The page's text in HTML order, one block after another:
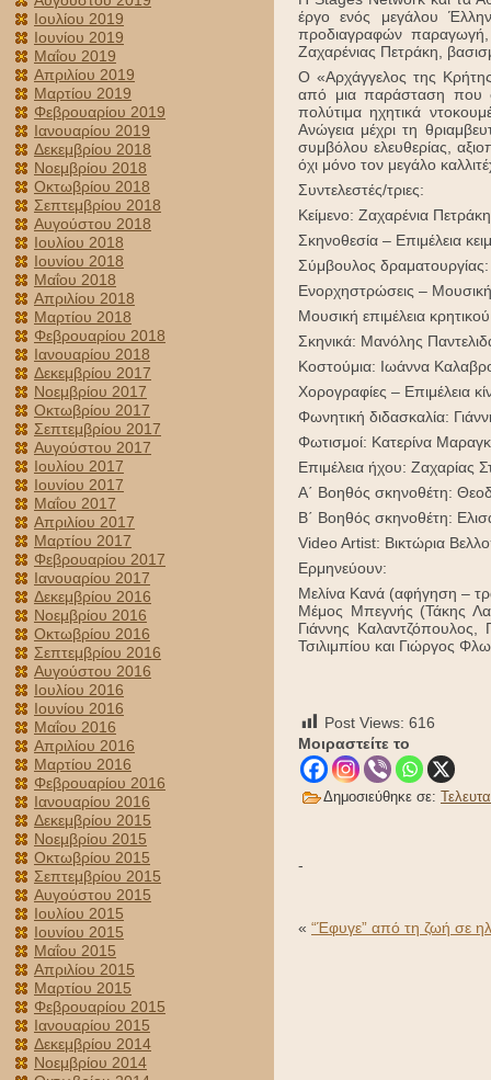
Ιουλίου 2019
Ιουνίου 2019
Μαΐου 2019
Απριλίου 2019
Μαρτίου 2019
Φεβρουαρίου 2019
Ιανουαρίου 2019
Δεκεμβρίου 2018
Νοεμβρίου 2018
Οκτωβρίου 2018
Σεπτεμβρίου 2018
Αυγούστου 2018
Ιουλίου 2018
Ιουνίου 2018
Μαΐου 2018
Απριλίου 2018
Μαρτίου 2018
Φεβρουαρίου 2018
Ιανουαρίου 2018
Δεκεμβρίου 2017
Νοεμβρίου 2017
Οκτωβρίου 2017
Σεπτεμβρίου 2017
Αυγούστου 2017
Ιουλίου 2017
Ιουνίου 2017
Μαΐου 2017
Απριλίου 2017
Μαρτίου 2017
Φεβρουαρίου 2017
Ιανουαρίου 2017
Δεκεμβρίου 2016
Νοεμβρίου 2016
Οκτωβρίου 2016
Σεπτεμβρίου 2016
Αυγούστου 2016
Ιουλίου 2016
Ιουνίου 2016
Μαΐου 2016
Απριλίου 2016
Μαρτίου 2016
Φεβρουαρίου 2016
Ιανουαρίου 2016
Δεκεμβρίου 2015
Νοεμβρίου 2015
Οκτωβρίου 2015
Σεπτεμβρίου 2015
Αυγούστου 2015
Ιουλίου 2015
Ιουνίου 2015
Μαΐου 2015
Απριλίου 2015
Μαρτίου 2015
Φεβρουαρίου 2015
Ιανουαρίου 2015
Δεκεμβρίου 2014
Νοεμβρίου 2014
έργο ενός μεγάλου
προδιαγραφών παραγωγή,
Ζαχαρένιας Πετράκη,
Ο «Αρχάγγελος της
από μια παράσταση που
πολύτιμα ηχητικά
Ανώγεια μέχρι τη
συμβόλου ελευθερίας,
όχι μόνο τον μεγάλο
Συντελεστές/τριες:
Κείμενο: Ζαχαρένια Πετράκη
Σκηνοθεσία – Επιμέλεια
Σύμβουλος
Ενορχηστρώσεις – Μουσική
Μουσική επιμέλεια
Σκηνικά: Μανόλης
Κοστούμια: Ιωάννα
Χορογραφίες – Επιμέλεια
Φωνητική διδασκαλία:
Φωτισμοί: Κατερίνα
Επιμέλεια ήχου: Ζαχαρίας
Α΄ Βοηθός σκηνοθέτη:
Β΄ Βοηθός σκηνοθέτη:
Video Artist: Βικτώρια
Ερμηνεύουν:
Μελίνα Κανά (αφήγηση –
Μέμος Μπεγνής (Τάκης
Γιάννης
Τσιλιμπίου και Γιώργος
Post Views: 616
Μοιραστείτε το
Δημοσιεύθηκε σε:
-
« “Έφυγε” από τη ζωή σε